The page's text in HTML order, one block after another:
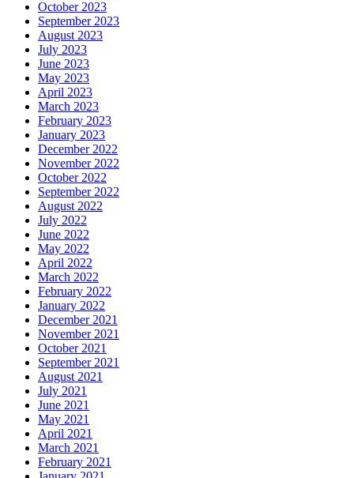
October 2023
September 2023
August 2023
July 2023
June 2023
May 2023
April 2023
March 2023
February 2023
January 2023
December 2022
November 2022
October 2022
September 2022
August 2022
July 2022
June 2022
May 2022
April 2022
March 2022
February 2022
January 2022
December 2021
November 2021
October 2021
September 2021
August 2021
July 2021
June 2021
May 2021
April 2021
March 2021
February 2021